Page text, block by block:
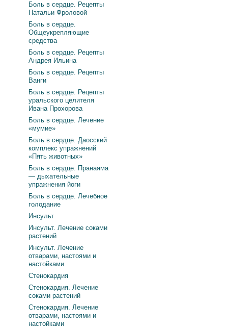
Боль в сердце. Рецепты
Натальи Фроловой
Боль в сердце.
Общеукрепляющие
средства
Боль в сердце. Рецепты
Андрея Ильина
Боль в сердце. Рецепты
Ванги
Боль в сердце. Рецепты
уральского целителя
Ивана Прохорова
Боль в сердце. Лечение
«мумие»
Боль в сердце. Даосский
комплекс упражнений
«Пять животных»
Боль в сердце. Пранаяма
— дыхательные
упражнения йоги
Боль в сердце. Лечебное
голодание
Инсульт
Инсульт. Лечение соками
растений
Инсульт. Лечение
отварами, настоями и
настойками
Стенокардия
Стенокардия. Лечение
соками растений
Стенокардия. Лечение
отварами, настоями и
настойками